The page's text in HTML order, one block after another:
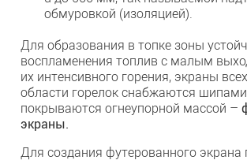
обмуровкой (изоляцией).
Для образования в топке зоны
воспламенения топлив с малым
их интенсивного горения, экраны
области горелок снабжаются
покрываются огнеупорной массой –
экраны.
Для создания футерованного